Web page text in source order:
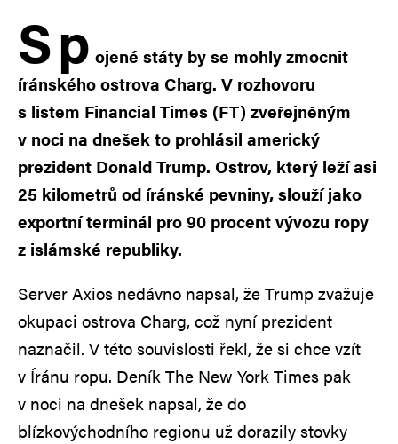
Sp ojené státy by se mohly zmocnit
íránského ostrova Charg. V rozhovoru
s listem Financial Times (FT) zveřejněným
v noci na dnešek to prohlásil americký
prezident Donald Trump. Ostrov, který leží asi
25 kilometrů od íránské pevniny, slouží jako
exportní terminál pro 90 procent vývozu ropy
z islámské republiky.
Server Axios nedávno napsal, že Trump zvažuje
okupaci ostrova Charg, což nyní prezident
naznačil. V této souvislosti řekl, že si chce vzít
v Íránu ropu. Deník The New York Times pak
v noci na dnešek napsal, že do
blízkovýchodního regionu už dorazily stovky